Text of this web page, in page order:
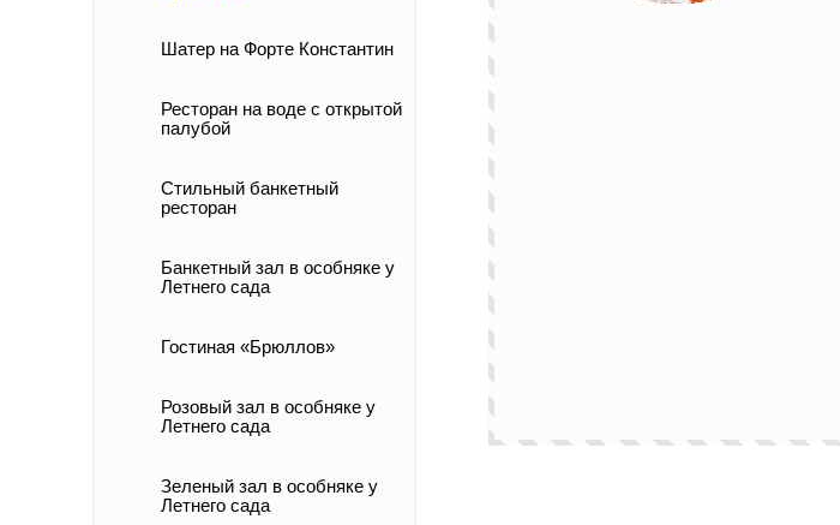
Шатер на Форте Константин
Ресторан на воде с открытой
палубой
Стильный банкетный
ресторан
Банкетный зал в особняке у
Летнего сада
Гостиная «Брюллов»
Розовый зал в особняке у
Летнего сада
Зеленый зал в особняке у
Летнего сада